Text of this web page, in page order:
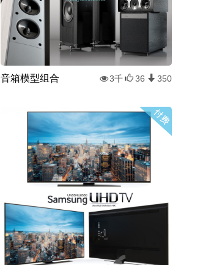
音箱模型组合 3千 36 350